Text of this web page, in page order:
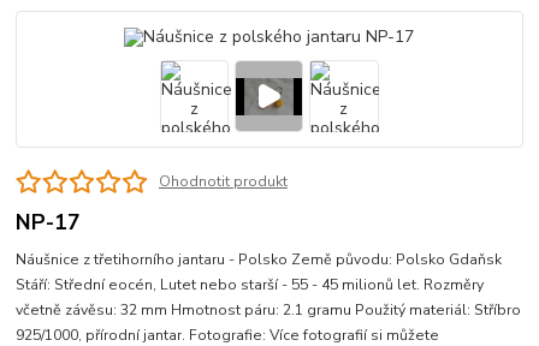
Ohodnotit produkt
NP-17
Náušnice z třetihorního jantaru - Polsko Země původu: Polsko Gdaňsk
Stáří: Střední eocén, Lutet nebo starší - 55 - 45 milionů let. Rozměry
včetně závěsu: 32 mm Hmotnost páru: 2.1 gramu Použitý materiál: Stříbro
925/1000, přírodní jantar. Fotografie: Více fotografií si můžete